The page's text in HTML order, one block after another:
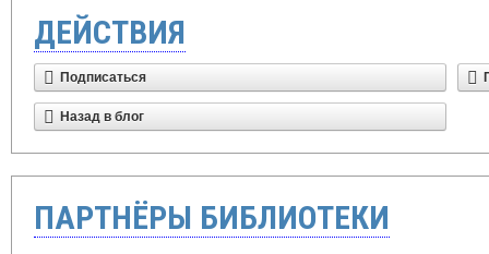
ДЕЙСТВИЯ
Подписаться
Назад в блог
ПАРТНЁРЫ БИБЛИОТЕКИ